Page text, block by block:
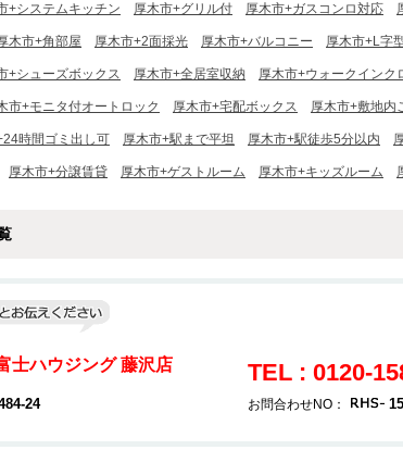
+システムキッチン 厚木市+グリル付 厚木市+ガスコンロ対応
木市+角部屋 厚木市+2面採光 厚木市+バルコニー 厚木市+L字
+シューズボックス 厚木市+全居室収納 厚木市+ウォークインク
市+モニタ付オートロック 厚木市+宅配ボックス 厚木市+敷地内
時間ゴミ出し可 厚木市+駅まで平坦 厚木市+駅徒歩5分以内
厚木市+分譲賃貸 厚木市+ゲストルーム 厚木市+キッズルーム
士ハウジング 藤沢店
24
TEL : 0120-
お問合わせNO：